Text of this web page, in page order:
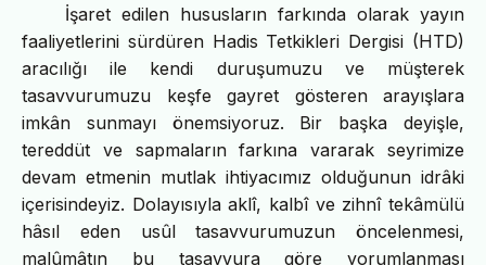
İşaret edilen hususların farkında olarak yayın
faaliyetlerini sürdüren Hadis Tetkikleri Dergisi (HTD)
aracılığı ile kendi duruşumuzu ve müşterek
tasavvurumuzu keşfe gayret gösteren arayışlara
imkân sunmayı önemsiyoruz. Bir başka deyişle,
tereddüt ve sapmaların farkına vararak seyrimize
devam etmenin mutlak ihtiyacımız olduğunun idrâki
içerisindeyiz. Dolayısıyla aklî, kalbî ve zihnî tekâmülü
hâsıl eden usûl tasavvurumuzun öncelenmesi,
malûmâtın bu tasavvura göre yorumlanması